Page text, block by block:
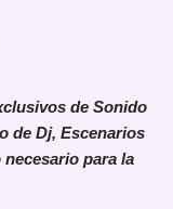
de Sonido
de Dj, Escenarios
para la